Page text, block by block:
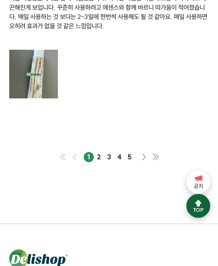
끈해진게 보입니다. 꾸준히 사용하려고 에센스와 함께 바르니 따가움이 적어졌습니
다. 매일 사용하는 것 보다는 2-3일에 한번씩 사용해도 될 것 같아요. 매일 사용하면
오히려 효과가 없을 것 같은 느낌입니다.
1 2 3 4 5
공지